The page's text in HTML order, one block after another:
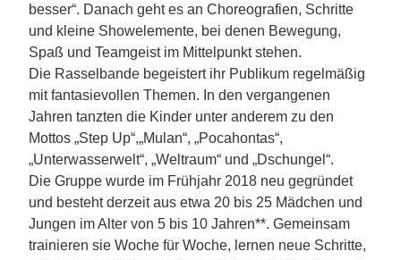
besser“. Danach geht es an Choreografien, Schritte
und kleine Showelemente, bei denen Bewegung,
Spaß und Teamgeist im Mittelpunkt stehen.
Die Rasselbande begeistert ihr Publikum regelmäßig
mit fantasievollen Themen. In den vergangenen
Jahren tanzten die Kinder unter anderem zu den
Mottos „Step Up“,„Mulan“, „Pocahontas“,
„Unterwasserwelt“, „Weltraum“ und „Dschungel“.
Die Gruppe wurde im Frühjahr 2018 neu gegründet
und besteht derzeit aus etwa 20 bis 25 Mädchen und
Jungen im Alter von 5 bis 10 Jahren**. Gemeinsam
trainieren sie Woche für Woche, lernen neue Schritte,